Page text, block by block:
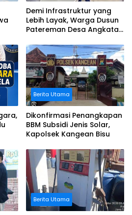
Demi Infrastruktur yang
Lebih Layak, Warga Dusun
Patereman Desa Angkatan
Jalan Rusak
Berita Utama
Dikonfirmasi Penangkapan
BBM Subsidi Jenis Solar,
Kapolsek Kangean Bisu
Berita Utama